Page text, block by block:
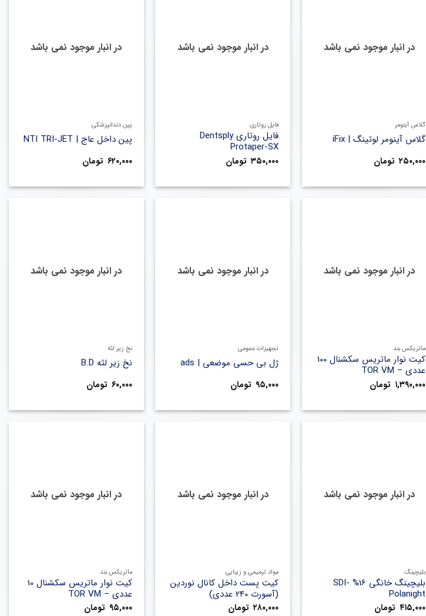
در انبار موجود نمی باشد
گلاس آینومر
گلاس آینومر لوتینگ | iFix
۲۵۰,۰۰۰ تومان
در انبار موجود نمی باشد
فایل روتاری
فایل روتاری Dentsply
Protaper-SX
۳۵۰,۰۰۰ تومان
در انبار موجود نمی باشد
پین دندانپزشکی
پین داخل عاج | NTI TRI-JET
۶۲۰,۰۰۰ تومان
در انبار موجود نمی باشد
ماتریکس بند
کیت نوار ماتریس سکشنال 100
عددی – TOR VM
۱,۳۹۰,۰۰۰ تومان
در انبار موجود نمی باشد
تجهیزات عمومی
ژل بی حسی موضعی | ads
۹۵,۰۰۰ تومان
در انبار موجود نمی باشد
نخ زیر لثه
نخ زیر لثه B.D
۶۰,۰۰۰ تومان
در انبار موجود نمی باشد
بلیچینگ
بلیچینگ خانگی 16% SDI-
Polanight
۴۱۵,۰۰۰ تومان
در انبار موجود نمی باشد
مواد ترمیمی و زیبایی
کیت پست داخل کانال نوردین
(آسورت 240 عددی)
۲۸۰,۰۰۰ تومان
در انبار موجود نمی باشد
ماتریکس بند
کیت نوار ماتریس سکشنال 10
عددی – TOR VM
۹۵,۰۰۰ تومان